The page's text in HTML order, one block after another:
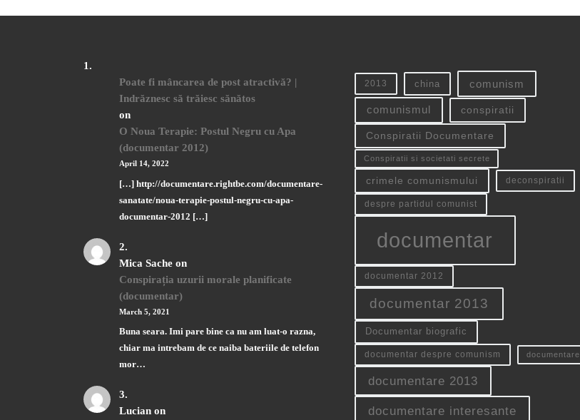
Poate fi mâncarea de post atractivă? |
Indrăznesc să trăiesc sănătos
on
O Noua Terapie: Postul Negru cu Apa
(documentar 2012)
April 14, 2022
[…] http://documentare.rightbe.com/documentare-
sanatate/noua-terapie-postul-negru-cu-apa-
documentar-2012 […]
Mica Sacheon
Conspirația uzurii morale planificate
(documentar)
March 5, 2021
Buna seara. Imi pare bine ca nu am luat-o razna,
chiar ma intrebam de ce naiba bateriile de telefon
mor…
Lucianon
2013 china comunism
comunismul conspiratii
Conspiratii Documentare
Conspiratii si societati secrete
crimele comunismului deconspiratii
despre partidul comunist
documentar
documentar 2012
documentar 2013
Documentar biografic
documentar despre comunism documentare
documentare 2013
documentare interesante